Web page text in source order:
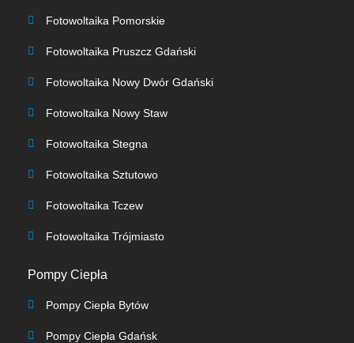
Fotowoltaika Pomorskie
Fotowoltaika Pruszcz Gdański
Fotowoltaika Nowy Dwór Gdański
Fotowoltaika Nowy Staw
Fotowoltaika Stegna
Fotowoltaika Sztutowo
Fotowoltaika Tczew
Fotowoltaika Trójmiasto
Pompy Ciepła
Pompy Ciepła Bytów
Pompy Ciepła Gdańsk